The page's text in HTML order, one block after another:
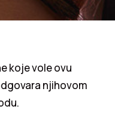
koje vole ovu
njihovom